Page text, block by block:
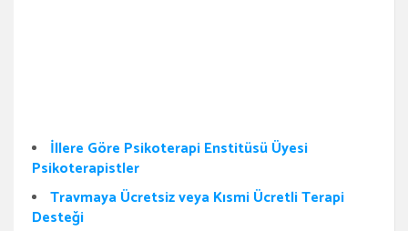
İllere Göre Psikoterapi Enstitüsü Üyesi
Psikoterapistler
Travmaya Ücretsiz veya Kısmi Ücretli Terapi
Desteği